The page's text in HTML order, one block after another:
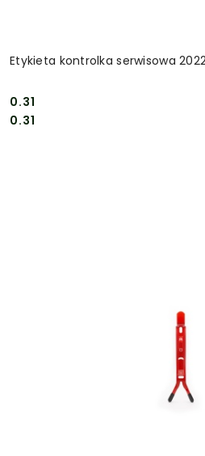
Etykieta kontrolka serwisowa 2022
Cena:
0.31
Cena:
0.31